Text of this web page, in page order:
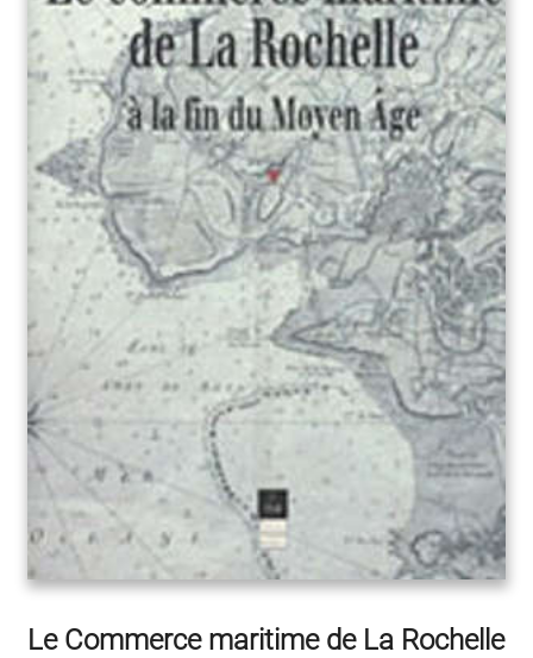
Le Commerce maritime de La Rochelle